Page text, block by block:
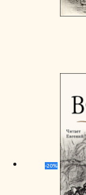
-20%